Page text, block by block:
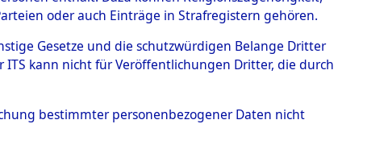
oder auch Einträge in Strafregistern gehören.
Gesetze und die schutzwürdigen Belange Dritter
kann nicht für Veröffentlichungen Dritter, die durch
bestimmter personenbezogener Daten nicht